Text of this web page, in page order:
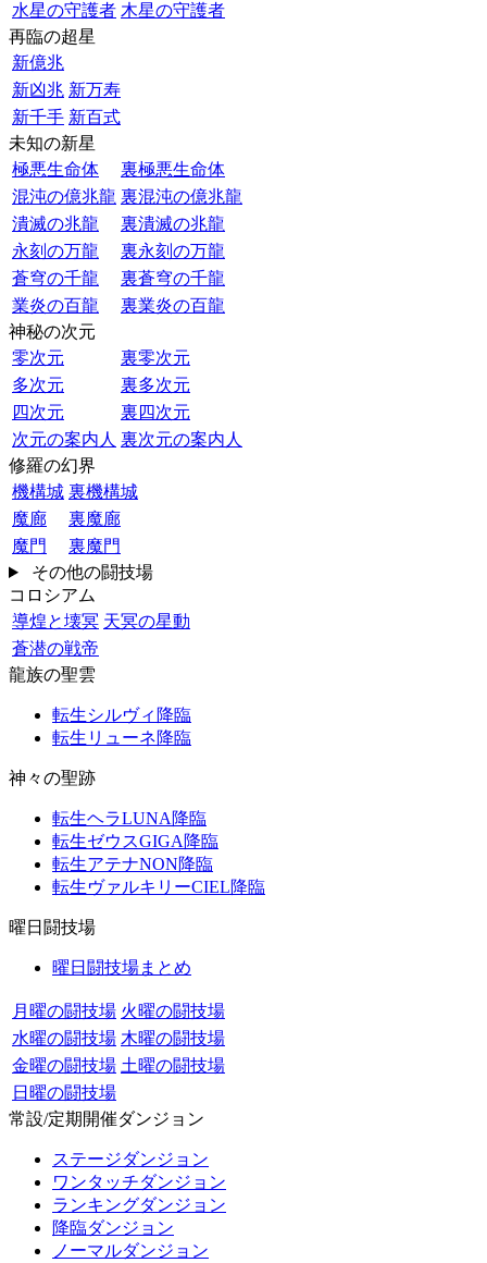
水星の守護者 木星の守護者
再臨の超星
新億兆
新凶兆 新万寿
新千手 新百式
未知の新星
極悪生命体
裏極悪生命体
混沌の億兆龍 裏混沌の億兆龍
潰滅の兆龍
裏潰滅の兆龍
永刻の万龍
裏永刻の万龍
蒼穹の千龍
裏蒼穹の千龍
業炎の百龍
裏業炎の百龍
神秘の次元
零次元
裏零次元
多次元
裏多次元
四次元
裏四次元
次元の案内人 裏次元の案内人
修羅の幻界
機構城 裏機構城
魔廊
裏魔廊
魔門
裏魔門
その他の闘技場
コロシアム
導煌と壊冥 天冥の星動
蒼潜の戦帝
龍族の聖雲
転生シルヴィ降臨
転生リューネ降臨
神々の聖跡
転生ヘラLUNA降臨
転生ゼウスGIGA降臨
転生アテナNON降臨
転生ヴァルキリーCIEL降臨
曜日闘技場
曜日闘技場まとめ
月曜の闘技場 火曜の闘技場
水曜の闘技場 木曜の闘技場
金曜の闘技場 土曜の闘技場
日曜の闘技場
常設/定期開催ダンジョン
ステージダンジョン
ワンタッチダンジョン
ランキングダンジョン
降臨ダンジョン
ノーマルダンジョン